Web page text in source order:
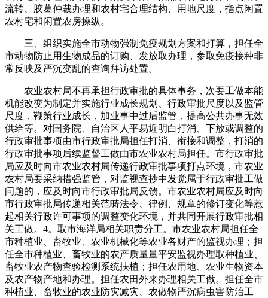
流转、胶葛仲裁办理和农村宅合理结构、用地尺度，指点闲置
农村宅和闲置农房操纵。
三、组织实施全市动物强制免疫规划方案和打算，担任全
市动物防止用生物成品的订购、发放取办理，参取免疫接种非
常反映及严沉变乱的查询拜访处置。
农业农村局不再承担行政审批的具体事务，次要工做本能
机能改变为制定并实施行业成长规划、行政审批尺度以及监管
尺度，鞭策行业成长，加业事中过后监管，提高公共办事无效
供给等。对国务院、自治区人平易近明白打消、下放或调整的
行政审批事项由市行政审批局担任打消、衔接和调整，打消的
行政审批事项后续监督工做由市农业农村局担任。市行政审批
局应及时向市农业农村局传递行政审批事项打点环境，市农业
农村局要采纳措强监管，对监视查抄中发觉属于行政审批工做
问题的，应及时向市行政审批局反馈。市农业农村局应及时向
市行政审批局传递相关范畴法令、律例、规章的修订变化等惹
起相关行政许可事项的调整变化环境，并共同开展行政审批相
关工做。4。取市海洋局相关职责分工。市农业农村局担任全
市种植业、畜牧业、农业机械化等农业各财产的监视办理；担
任全市种植业、畜牧业的农产质量量平安监视办理取种植业、
畜牧业农产物查验检测系统扶植；担任农用地、农业生物资本
及农产物产地和办理。担任农田外来办理相关工做。担任全市
种植业、畜牧业的农业防灾减灾、农做物严沉病虫害防治工